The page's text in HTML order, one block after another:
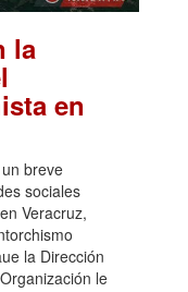
la
en
breve
sociales
Veracruz,
la Dirección
le